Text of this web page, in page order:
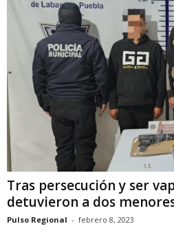
Tras persecución y ser
detuvieron a dos
Pulso Regional - febrero 8, 2023